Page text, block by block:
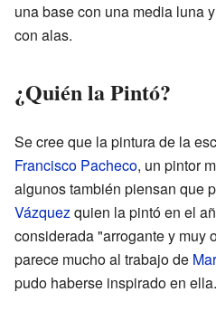
una base con una media luna
con alas.
¿Quién la Pintó?
Se cree que la pintura de la
Francisco Pacheco, un pintor
algunos también piensan que
Vázquezquien la pintó en el
considerada "arrogante y muy
parece mucho al trabajo de
pudo haberse inspirado en ella.